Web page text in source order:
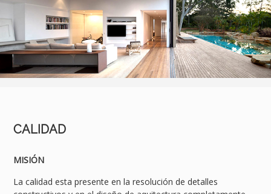
CALIDAD
MISIÓN
La calidad esta presente en la resolución de detalles